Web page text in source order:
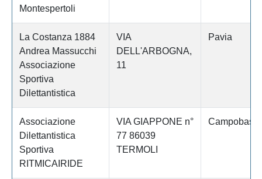
Montespertoli
La Costanza 1884
Andrea Massucchi
Associazione
Sportiva
Dilettantistica
VIA
DELL'ARBOGNA,
11
Pavia
Associazione
Dilettantistica
Sportiva
RITMICAIRIDE
VIA GIAPPONE n°
77 86039
TERMOLI